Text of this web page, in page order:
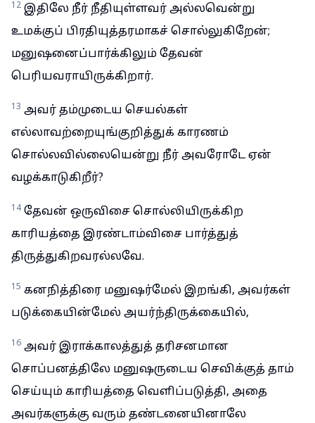
12 இதிலே நீர் நீதியுள்ளவர் அல்லவென்று
உமக்குப் பிரதியுத்தரமாகச் சொல்லுகிறேன்;
மனுஷனைப்பார்க்கிலும் தேவன்
பெரியவராயிருக்கிறார்.
13 அவர் தம்முடைய செயல்கள்
எல்லாவற்றையுங்குறித்துக் காரணம்
சொல்லவில்லையென்று நீர் அவரோடே ஏன்
வழக்காடுகிறீர்?
14 தேவன் ஒருவிசை சொல்லியிருக்கிற
காரியத்தை இரண்டாம்விசை பார்த்துத்
திருத்துகிறவரல்லவே.
15 கனநித்திரை மனுஷர்மேல் இறங்கி, அவர்கள்
படுக்கையின்மேல் அயர்ந்திருக்கையில்,
16 அவர் இராக்காலத்துத் தரிசனமான
சொப்பனத்திலே மனுஷருடைய செவிக்குத் தாம்
செய்யும் காரியத்தை வெளிப்படுத்தி, அதை
அவர்களுக்கு வரும் தண்டனையினாலே